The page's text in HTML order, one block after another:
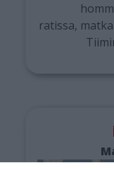
ratissa,